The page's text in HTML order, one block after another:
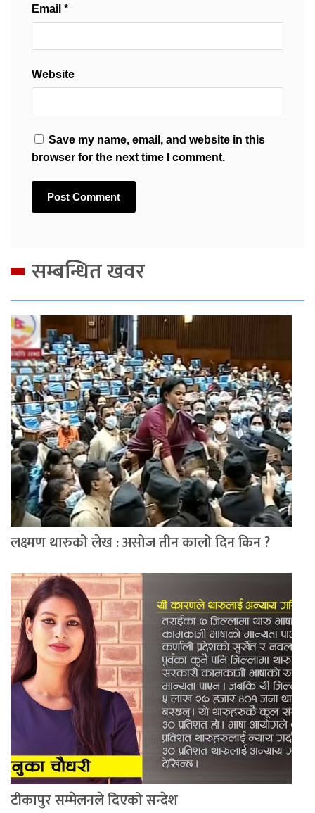
Email *
Website
Save my name, email, and website in this
browser for the next time I comment.
सम्बन्धित खवर
लक्ष्मण थारुको लेख : असोज तीन कालो दिन किन ?
टीकापुर सम्मेलनले दिएको सन्देश